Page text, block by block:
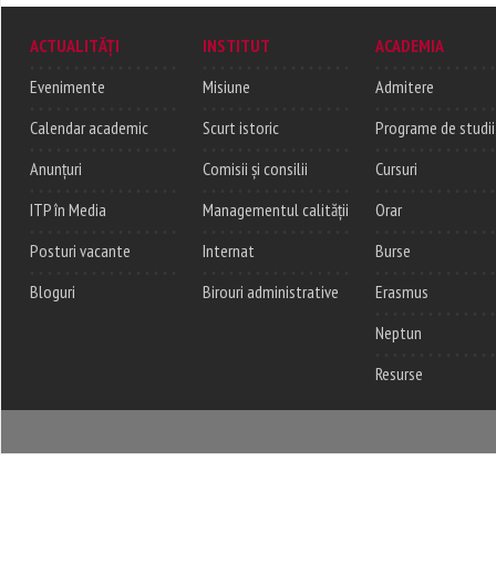
ACTUALITĂȚI
Evenimente
Calendar academic
Anunțuri
ITP în Media
Posturi vacante
Bloguri
INSTITUT
Misiune
Scurt istoric
Comisii și consilii
Managementul calității
Internat
Birouri administrative
ACADEMIA
Admitere
Programe de studii
Cursuri
Orar
Burse
Erasmus
Neptun
Resurse